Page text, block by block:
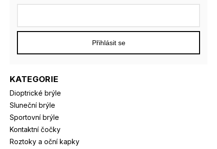
KATEGORIE
Dioptrické brýle
Sluneční brýle
Sportovní brýle
Kontaktní čočky
Roztoky a oční kapky
Přihlásit se